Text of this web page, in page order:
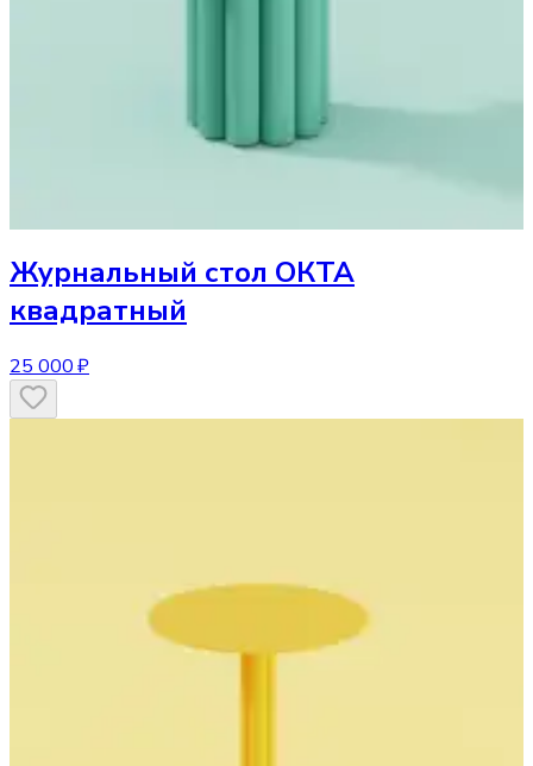
Журнальный стол ОКТА
квадратный
25 000 ₽